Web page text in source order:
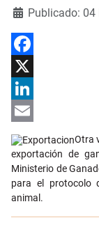
Detalles
Publicado: 04
Facebook
X
LinkedIn
Email
Otra
exportación de
Ministerio de
para el protocolo
animal.